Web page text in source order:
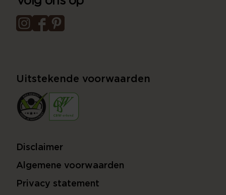
Uitstekende voorwaarden
Disclaimer
Algemene voorwaarden
Privacy statement